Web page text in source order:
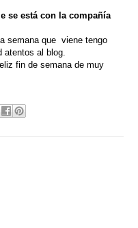
se está con la compañía
semana que viene tengo
al blog.
fin de semana de muy